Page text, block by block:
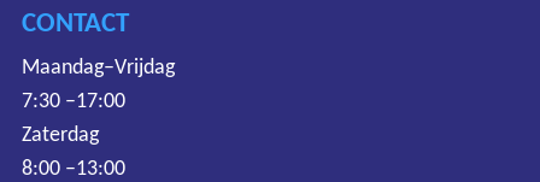
CONTACT
Maandag–Vrijdag
7:30 –17:00
Zaterdag
8:00 –13:00